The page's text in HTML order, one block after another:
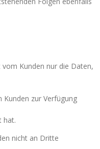
Kunden nur die Daten,
zur Verfügung
hat.
nicht an Dritte